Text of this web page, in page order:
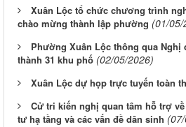
Xuân Lộc tổ chức chương trình
chào mừng thành lập phường (01/05/
Phường Xuân Lộc thông qua Nghị
thành 31 khu phố (02/05/2026)
Xuân Lộc dự họp trực tuyến toàn
Cử tri kiến nghị quan tâm hỗ trợ
tư hạ tầng và các vấn đề dân sinh